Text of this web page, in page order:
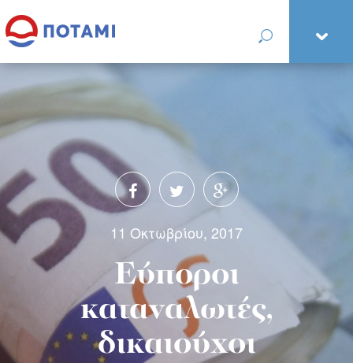
11 Οκτωβρίου, 2017
Εύποροι
καταναλωτές,
δικαιούχοι